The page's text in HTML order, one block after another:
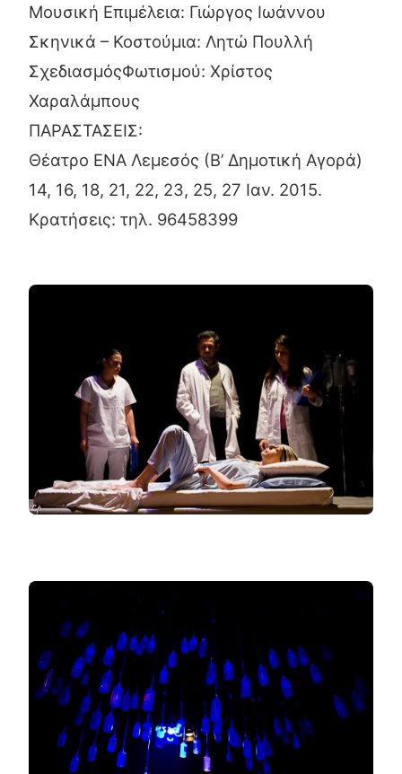
Μουσική Επιμέλεια: Γιώργος Ιωάννου
Σκηνικά – Κοστούμια: Λητώ Πουλλή
ΣχεδιασμόςΦωτισμού: Χρίστος
Χαραλάμπους
ΠΑΡΑΣΤΑΣΕΙΣ:
Θέατρο ΕΝΑ Λεμεσός (Β’ Δημοτική Αγορά)
14, 16, 18, 21, 22, 23, 25, 27 Ιαν. 2015.
Κρατήσεις: τηλ. 96458399